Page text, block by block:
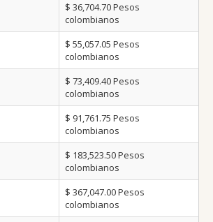
$ 36,704.70Pesos
colombianos
$ 55,057.05 Pesos
colombianos
$ 73,409.40Pesos
colombianos
$ 91,761.75 Pesos
colombianos
$ 183,523.50Pesos
colombianos
$ 367,047.00Pesos
colombianos